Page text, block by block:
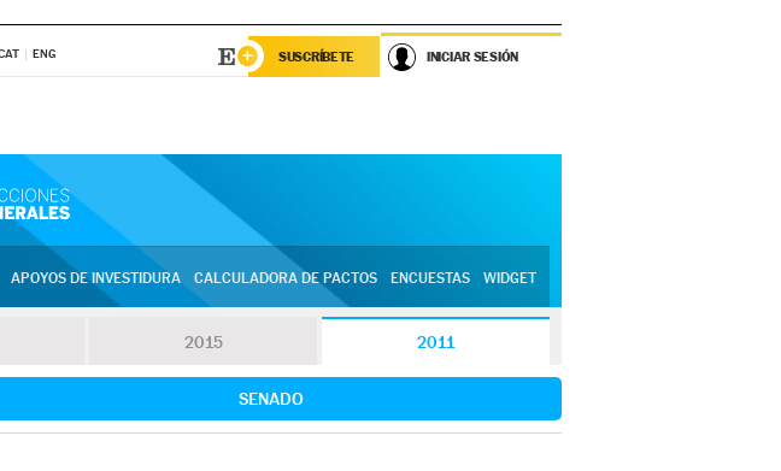
ENG SUSCRÍBETE INICIAR SESIÓN
APOYOS DE INVESTIDURA CALCULADORA DE PACTOS ENCUESTAS WIDGET
2015 2011
SENADO